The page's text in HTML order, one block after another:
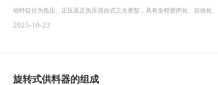
动特征分为负压、正压及正负压混合式三大类型，具有全程密闭化、自动化、
2025-10-23
旋转式供料器的组成